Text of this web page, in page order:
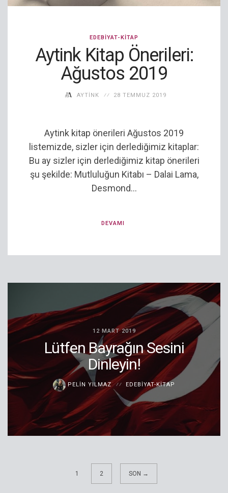
EDEBIYAT-KITAP
Aytink Kitap Önerileri:
Ağustos 2019
AYTINK 28 TEMMUZ 2019
Aytink kitap önerileri Ağustos 2019
listemizde, sizler için derlediğimiz kitaplar:
Bu ay sizler için derlediğimiz kitap önerileri
şu şekilde: Mutluluğun Kitabı – Dalai Lama,
Desmond...
DEVAMI
12 MART 2019
Lütfen Bayrağın Sesini
Dinleyin!
PELIN YILMAZ EDEBIYAT-KITAP
1 2 SON →